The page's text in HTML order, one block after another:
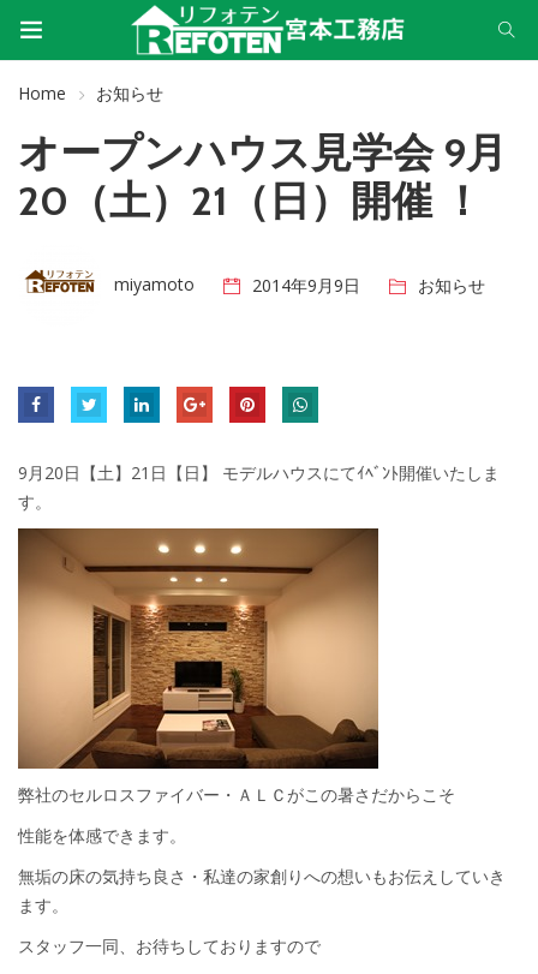
Home お知らせ
オープンハウス見学会 9月
20（土）21（日）開催 ！
miyamoto 2014年9月9日 お知らせ
9月20日【土】21日【日】 モデルハウスにてｲﾍﾞﾝﾄ開催いたしま
す。
弊社のセルロスファイバー・ＡＬＣがこの暑さだからこそ
性能を体感できます。
無垢の床の気持ち良さ・私達の家創りへの想いもお伝えしていき
ます。
スタッフ一同、お待ちしておりますので